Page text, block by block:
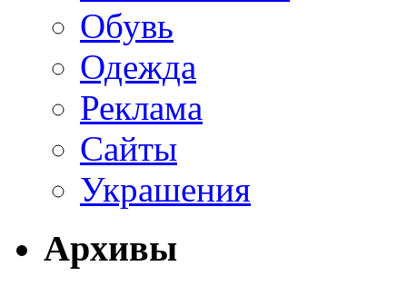
Обувь
Одежда
Реклама
Сайты
Украшения
Архивы